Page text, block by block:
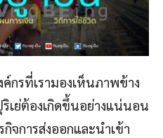
กรที่เรามองเห็นภาพข้าง
เย่ต้องเกิดขึ้นอย่างแน่นอน
จการส่งออกและนำเข้า